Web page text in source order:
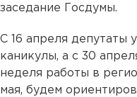
заседание Госдумы.
С 16 апреля депутаты
каникулы, а с 30
неделя работы в
мая, будем